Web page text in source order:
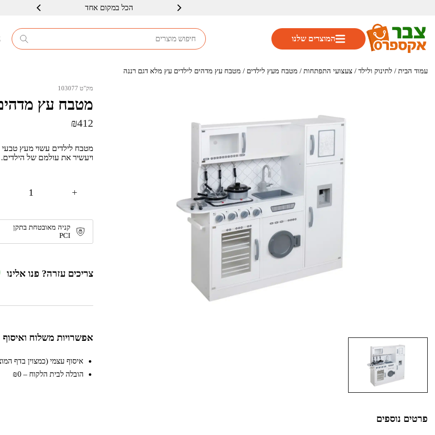
הכל במקום אחד
המוצרים שלנו
עמוד הבית / לתינוק ולילד / צעצועי התפתחות / מטבח מעץ לילדים / מטבח עץ מדהים לילדים עץ מלא דגם רננה
מק"ט 103077
מטבח עץ
₪412
מטבח לילדים עשוי מעץ טבעי
ויעשיר את עולמם של הילדים.
+
קניה מאובטחת בתקן
PCI
צריכים עזרה? פנו אלינו
אפשרויות משלוח ואיסוף
איסוף עצמי (כמצוין בדף
הובלה לבית הלקוח – ₪0
פרטים נוספים